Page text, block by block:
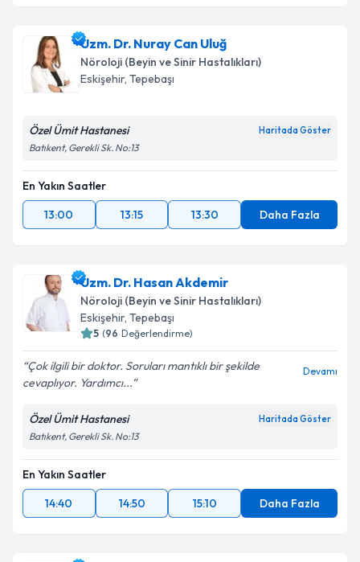
Uzm. Dr. Nuray Can Uluğ
Nöroloji (Beyin ve Sinir Hastalıkları)
Eskişehir, Tepebaşı
Özel Ümit Hastanesi Haritada Göster
Batıkent, Gerekli Sk. No:13
En Yakın Saatler
13:00
13:15 13:30 Daha Fazla
Uzm. Dr. Hasan Akdemir
Nöroloji (Beyin ve Sinir Hastalıkları)
Eskişehir, Tepebaşı
5 (96 Değerlendirme)
Çok ilgili bir doktor. Soruları mantıklı bir şekilde
cevaplıyor. Yardımcı...
Devamı
Özel Ümit Hastanesi Haritada Göster
Batıkent, Gerekli Sk. No:13
En Yakın Saatler
14:40
14:50 15:10 Daha Fazla